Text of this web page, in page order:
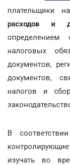
плательщики
расходов и
определением
налоговых
документов,
документов,
налогов и
В
изучать во